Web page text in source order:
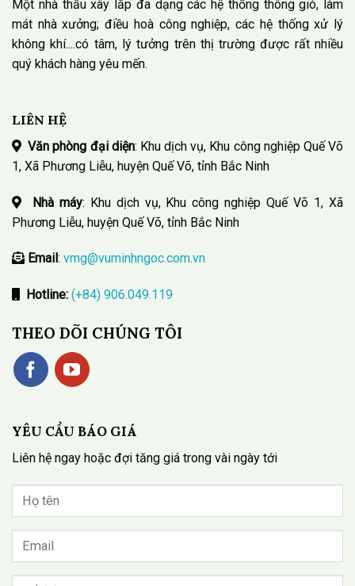
Một nhà thầu xây lắp đa dạng các hệ thống thông gió, làm
mát nhà xưởng; điều hoà công nghiệp, các hệ thống xử lý
không khí....có tâm, lý tưởng trên thị trường được rất nhiều
quý khách hàng yêu mến.
LIÊN HỆ
Văn phòng đại diện: Khu dịch vụ, Khu công nghiệp Quế Võ
1, Xã Phương Liễu, huyện Quế Võ, tỉnh Bắc Ninh
Nhà máy: Khu dịch vụ, Khu công nghiệp Quế Võ 1, Xã
Phương Liễu, huyện Quế Võ, tỉnh Bắc Ninh
Email : vmg@vuminhngoc.com.vn
Hotline: (+84) 906.049.119
THEO DÕI CHÚNG TÔI
YÊU CẦU BÁO GIÁ
Liên hệ ngay hoặc đợi tăng giá trong vài ngày tới